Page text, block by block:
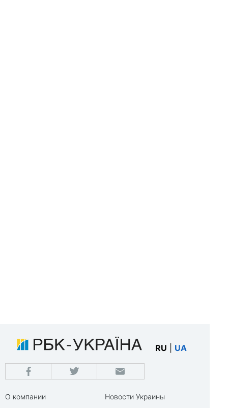
RU UA
О компании
Новости Украины